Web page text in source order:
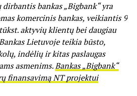
bankas „Bigbank“ yra
komercinis bankas, veikiantis 9
aktyvių klientų bei daugiau
Lietuvoje teikia būsto,
indėlių ir kitas paslaugas
asmenims.Bankas „Bigbank“
finansavimą NT projektui